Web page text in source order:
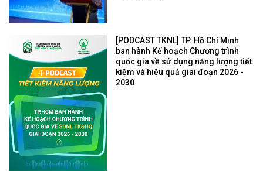
[PODCAST TKNL] TP. Hồ Chí Minh
ban hành Kế hoạch Chương trình
quốc gia về sử dụng năng lượng tiết
kiệm và hiệu quả giai đoạn 2026 -
2030